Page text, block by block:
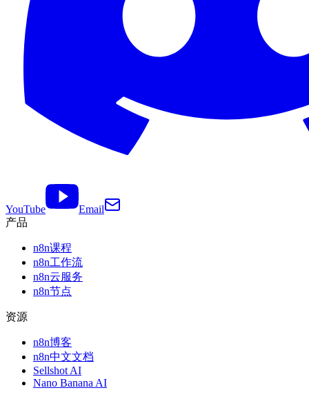
YouTube
Email
产品
n8n课程
n8n工作流
n8n云服务
n8n节点
资源
n8n博客
n8n中文文档
Sellshot AI
Nano Banana AI